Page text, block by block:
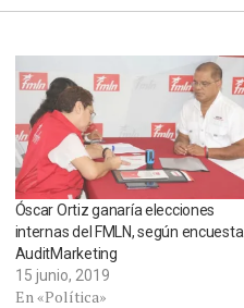
Óscar Ortiz ganaría elecciones
internas del FMLN, según encuesta
AuditMarketing
15 junio, 2019
En «Política»